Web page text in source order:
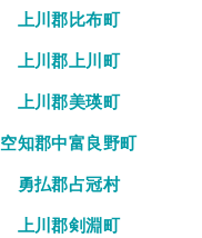
上川郡比布町
上川郡上川町
上川郡美瑛町
空知郡中富良野町
勇払郡占冠村
上川郡剣淵町